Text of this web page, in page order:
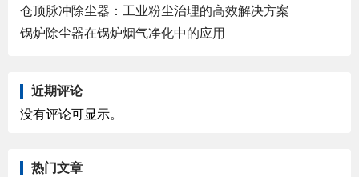
仓顶脉冲除尘器：工业粉尘治理的高效解决方案
锅炉除尘器在锅炉烟气净化中的应用
近期评论
没有评论可显示。
热门文章